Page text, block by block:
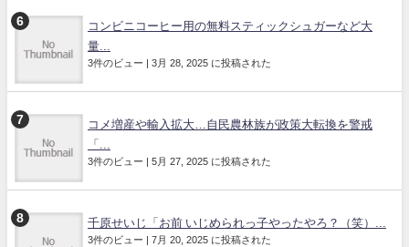
コンビニコーヒー用の無料スティックシュガーなど大
量...
3件のビュー 3月 28, 2025 に投稿された
コメ増産や輸入拡大…自民農林族が政策大転換を警戒
「...
3件のビュー 5月 27, 2025 に投稿された
千原せいじ「お前 いじめられっ子やったやろ？（笑）...
3件のビュー 7月 20, 2025 に投稿された